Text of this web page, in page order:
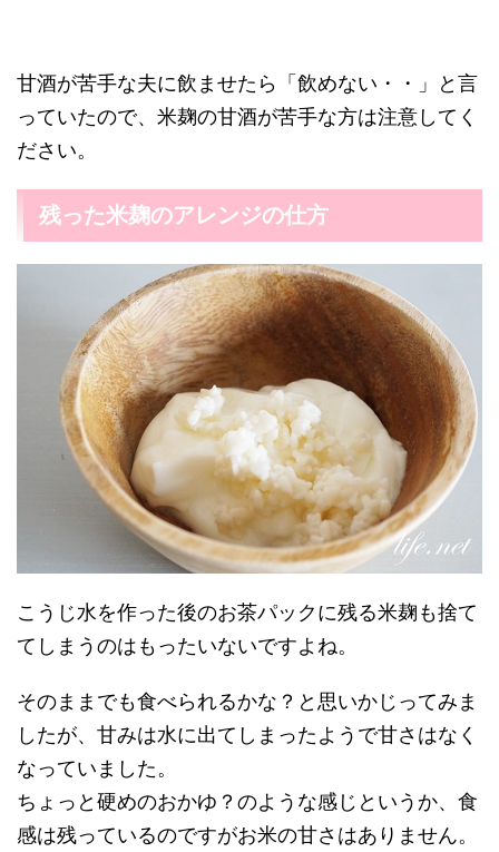
甘酒が苦手な夫に飲ませたら「飲めない・・」と言
っていたので、米麹の甘酒が苦手な方は注意してく
ださい。
残った米麹のアレンジの仕方
こうじ水を作った後のお茶パックに残る米麹も捨て
てしまうのはもったいないですよね。
そのままでも食べられるかな？と思いかじってみま
したが、甘みは水に出てしまったようで甘さはなく
なっていました。
ちょっと硬めのおかゆ？のような感じというか、食
感は残っているのですがお米の甘さはありません。